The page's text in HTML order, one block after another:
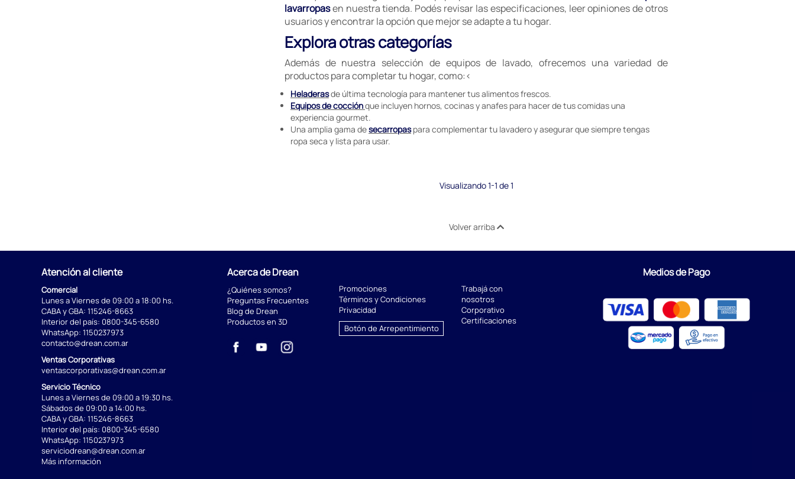
lavarropasen nuestra tienda. Podés revisar las especificaciones, leer opiniones de otros
usuarios y encontrar la opción que mejor se adapte a tu hogar.
Explora otras categorías
Además de nuestra selección de equipos de lavado, ofrecemos una variedad de
productos para completar tu hogar, como:<
Heladerasde última tecnología para mantener tus alimentos frescos.
Equipos de cocciónque incluyen hornos, cocinas y anafes para hacer de tus comidas una
experiencia gourmet.
Una amplia gama desecarropaspara complementar tu lavadero y asegurar que siempre tengas
ropa seca y lista para usar.
Visualizando 1-1 de 1
Volver arriba
Atención al cliente
Comercial
Lunes a Viernes de 09:00 a 18:00 hs.
CABA y GBA: 115246-8663
Interior del país: 0800-345-6580
WhatsApp: 1150237973
contacto@drean.com.ar
Ventas Corporativas
ventascorporativas@drean.com.ar
Servicio Técnico
Lunes a Viernes de 09:00 a 19:30 hs.
Sábados de 09:00 a 14:00 hs.
CABA y GBA: 115246-8663
Interior del país: 0800-345-6580
WhatsApp: 1150237973
serviciodrean@drean.com.ar
Más información
Acerca de Drean
¿Quiénes somos?
Preguntas Frecuentes
Blog de Drean
Productos en 3D
Promociones
Términos y Condiciones
Privacidad
Botón de Arrepentimiento
Trabajá con
nosotros
Corporativo
Certificaciones
Medios de Pago